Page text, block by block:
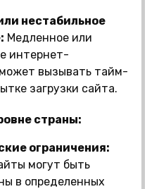
нестабильное
Медленное или
интернет-
вызывать тайм-
загрузки сайта.
страны:
ограничения:
могут быть
в определенных